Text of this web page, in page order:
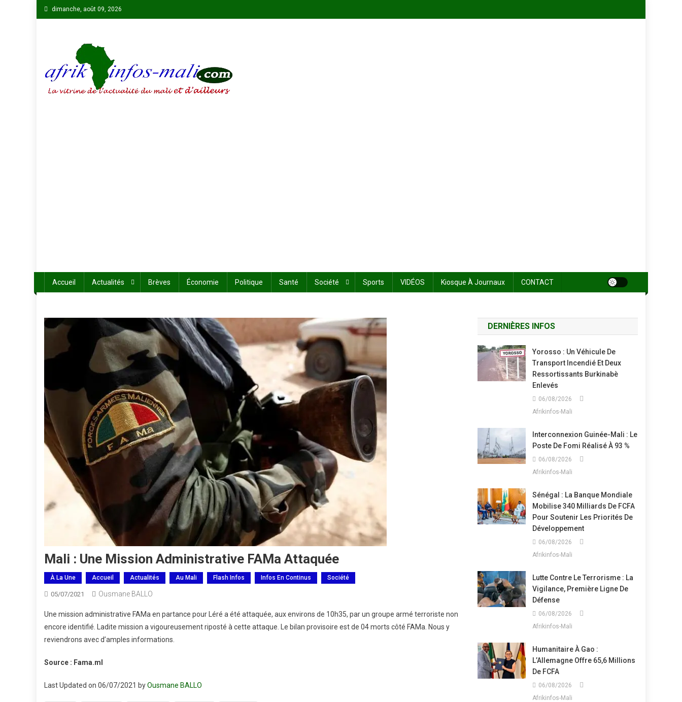
Skip
to
dimanche, août 09, 2026
Accueil Actualités Brèves Économie Politique Santé Société Sports VIDÉOS Kiosque À Journaux CONTACT
Mali : Une Mission Administrative FAMa Attaquée
À La Une Accueil Actualités Au Mali Flash Infos Infos En Continus Société
05/07/2021 Ousmane BALLO
Une mission administrative FAMa en partance pour Léré a été attaquée, aux environs de 10h35, par un groupe armé terroriste non
encore identifié. Ladite mission a vigoureusement riposté à cette attaque. Le bilan provisoire est de 04 morts côté FAMa. Nous y
reviendrons avec d’amples informations.
Source : Fama.ml
Last Updated on 06/07/2021 byOusmane BALLO
DERNIÈRES INFOS
Yorosso : Un Véhicule De
Transport Incendié Et Deux
Ressortissants Burkinabè
Enlevés
06/08/2026
Afrikinfos-Mali
Interconnexion Guinée-Mali : Le
Poste De Fomi Réalisé À 93 %
06/08/2026
Afrikinfos-Mali
Sénégal : La Banque Mondiale
Mobilise 340 Milliards De FCFA
Pour Soutenir Les Priorités De
Développement
06/08/2026
Afrikinfos-Mali
Lutte Contre Le Terrorisme : La
Vigilance, Première Ligne De
Défense
06/08/2026
Afrikinfos-Mali
Humanitaire À Gao :
L’Allemagne Offre 65,6 Millions
De FCFA
06/08/2026
Afrikinfos-Mali